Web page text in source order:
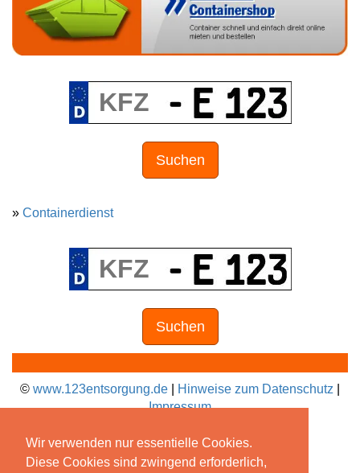
Wir verwenden nur essentielle Cookies.
Diese Cookies sind zwingend erforderlich,
Suchen
» Containerdienst
Suchen
© www.123entsorgung.de Hinweise zum Datenschutz
Impressum